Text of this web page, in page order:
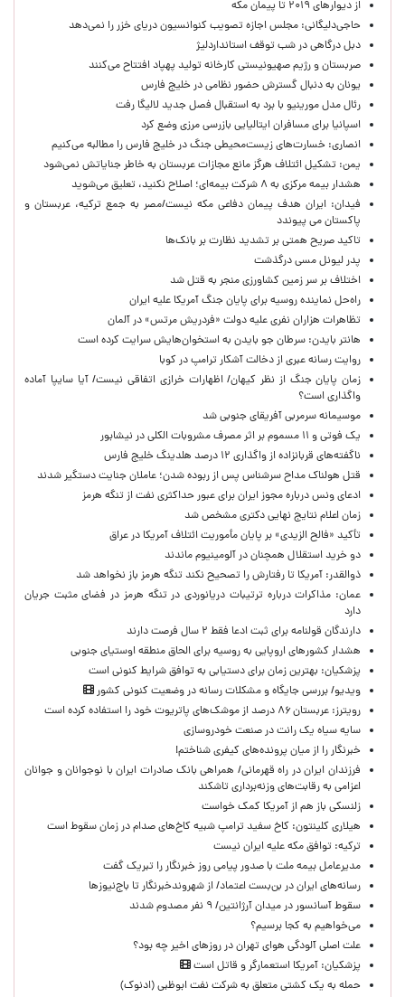
از دیوارهای ۲۰۱۹ تا پیمان مکه
حاجی‌دلیگانی: مجلس اجازه تصویب کنوانسیون دریای خزر را نمی‌دهد
دبل درگاهی در شب توقف استانداردلیژ
صربستان و رژیم صهیونیستی کارخانه تولید پهپاد افتتاح می‌کنند
یونان به دنبال گسترش حضور نظامی در خلیج فارس
رئال مدل مورینیو با برد به استقبال فصل جدید لالیگا رفت
اسپانیا برای مسافران ایتالیایی بازرسی مرزی وضع کرد
انصاری: خسارت‌های زیست‌محیطی جنگ در خلیج فارس را مطالبه‌ می‌کنیم
یمن: تشکیل ائتلاف هرگز مانع مجازات عربستان به خاطر جنایاتش نمی‌شود
هشدار بیمه مرکزی به ۸ شرکت بیمه‌ای؛ اصلاح نکنید، تعلیق می‌شوید
فیدان: ایران هدف پیمان دفاعی مکه نیست/مصر به جمع ترکیه، عربستان و
پاکستان می پیوندد
تاکید صریح همتی بر تشدید نظارت بر بانک‌ها
پدر لیونل مسی درگذشت
اختلاف بر سر زمین کشاورزی منجر به قتل شد
راه‌حل نماینده روسیه برای پایان جنگ آمریکا علیه ایران
تظاهرات هزاران نفری علیه دولت «فردریش مرتس» در آلمان
هانتر بایدن: سرطان جو بایدن به استخوان‌هایش سرایت کرده است
روایت رسانه عبری از دخالت آشکار ترامپ در کوبا
زمان پایان جنگ از نظر کیهان/ اظهارات خرازی اتفاقی نیست/ آیا سایپا آماده
واگذاری است؟
موسیمانه سرمربی آفریقای جنوبی شد
یک فوتی و ۱۱ مسموم بر اثر مصرف مشروبات الکلی در نیشابور
ناگفته‌های قربانزاده از واگذاری ۱۲ درصد هلدینگ خلیج فارس
قتل هولناک مداح سرشناس پس از ربوده شدن؛ عاملان جنایت دستگیر شدند
ادعای ونس درباره مجوز ایران برای عبور حداکثری نفت از تنگه هرمز
زمان اعلام نتایج نهایی دکتری مشخص شد
تأکید «فالح الزیدی» بر پایان مأموریت ائتلاف آمریکا در عراق
دو خرید استقلال همچنان در آلومینیوم ماندند
ذوالقدر: آمریکا تا رفتارش را تصحیح نکند تنگه هرمز باز نخواهد شد
عمان: مذاکرات درباره ترتیبات دریانوردی در تنگه هرمز در فضای مثبت جریان
دارد
دارندگان قولنامه برای ثبت ادعا فقط ۲ سال فرصت دارند
هشدار کشورهای اروپایی به روسیه برای الحاق منطقه اوستیای جنوبی
پزشکیان‌: بهترین زمان برای دستیابی به توافق شرایط کنونی است
ویدیو/ بررسی جایگاه و مشکلات رسانه در وضعیت کنونی کشور
رویترز: عربستان ۸۶ درصد از موشک‌های پاتریوت خود را استفاده کرده است
سایه سیاه یک رانت در صنعت خودروسازی
خبرنگار را از میان پرونده‌های کیفری شناختم!
​فرزندان ایران در راه قهرمانی/ همراهی بانک صادرات ایران با نوجوانان و جوانان
اعزامی به رقابت‌های وزنه‌برداری تاشکند
زلنسکی باز هم از آمریکا کمک خواست
هیلاری کلینتون: کاخ سفید ترامپ شبیه کاخ‌های صدام در زمان سقوط است
ترکیه: توافق مکه علیه ایران نیست
مدیرعامل بیمه ملت با صدور پیامی روز خبرنگار را تبریک گفت
رسانه‌های ایران در بن‌بست اعتماد/ از شهروندخبرنگار تا باج‌نیوزها
سقوط آسانسور در میدان آرژانتین/ ۹ نفر مصدوم شدند
می‌خواهیم به کجا برسیم؟
علت اصلی آلودگی هوای تهران در روزهای اخیر چه بود؟
پزشکیان: آمریکا استعمارگر و قاتل است
حمله به یک کشتی متعلق به شرکت نفت ابوظبی (ادنوک)